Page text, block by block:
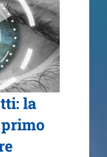
la